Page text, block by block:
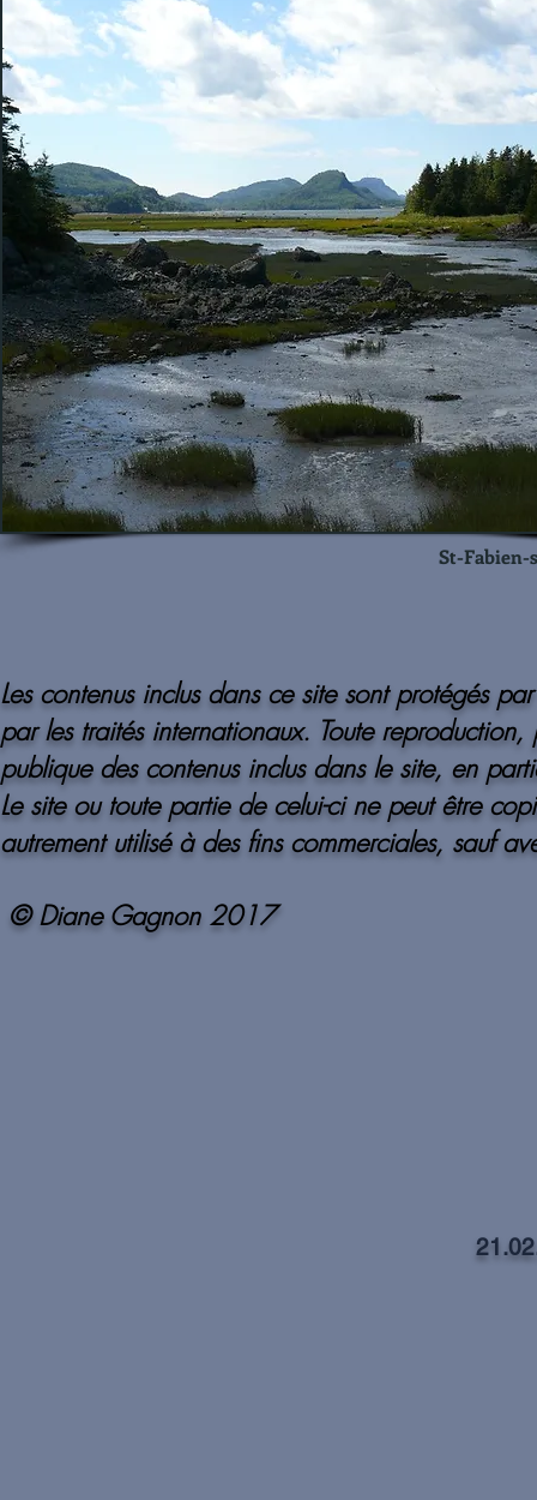
St-
Les contenus inclus dans ce site sont protégés
par les traités internationaux. Toute
publique des contenus inclus dans le site, en
Le site ou toute partie de celui-ci ne peut être
autrement utilisé à des fins commerciales, sauf
© Diane Gagnon 2017